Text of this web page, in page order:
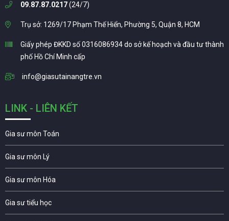
09.87.87.0217(24/7)
Trụ sở: 1269/17 Phạm Thế Hiển, Phường 5, Quận 8, HCM
Giấy phép ĐKKD số 0316086934 do sở kế hoạch và đầu tư thành
phố Hồ Chí Minh cấp
info@giasutainangtre.vn
LINK - LIÊN KẾT
Gia sư môn Toán
Gia sư môn Lý
Gia sư môn Hóa
Gia sư tiểu học